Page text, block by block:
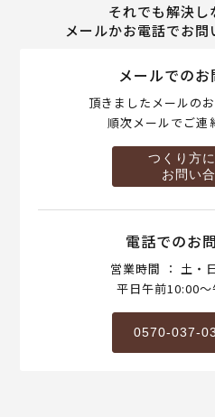
それでも解決し
メールかお電話でお問
メールでの
頂きましたメールの
順次メールでご連
つくり方
お問い
電話でのお
営業時間 ： 土・
平日午前10:00
0570-037-